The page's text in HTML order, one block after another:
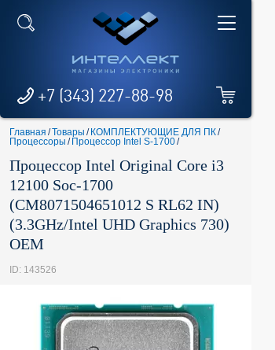
+7 (343) 227-88-98
Главная /Товары / КОМПЛЕКТУЮЩИЕ ДЛЯ ПК/
Процессоры / Процессор Intel S-1700/
Процессор Intel Original Core i3
12100 Soc-1700
(CM8071504651012 S RL62 IN)
(3.3GHz/Intel UHD Graphics 730)
OEM
ID: 143526